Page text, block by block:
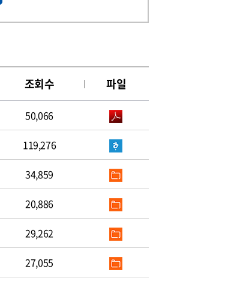
조회수 파일
50,066
119,276
34,859
20,886
29,262
27,055